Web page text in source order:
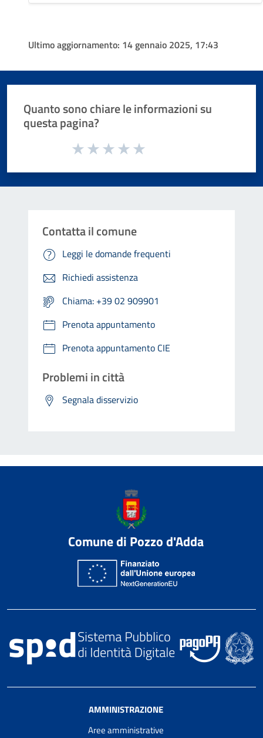
Ultimo aggiornamento: 14 gennaio 2025, 17:43
Quanto sono chiare le informazioni su
questa pagina?
Valuta da 1 a 5 stelle la pagina
Contatta il comune
Leggi le domande frequenti
Richiedi assistenza
Chiama: +39 02 909901
Prenota appuntamento
Prenota appuntamento CIE
Problemi in città
Segnala disservizio
Comune di Pozzo d'Adda
AMMINISTRAZIONE
Aree amministrative